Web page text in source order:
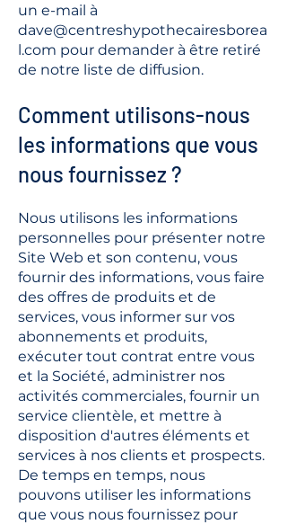
un e-mail à
dave@centreshypothecairesborea
l.com pour demander à être retiré
de notre liste de diffusion.
Comment utilisons-nous
les informations que vous
nous fournissez ?
Nous utilisons les informations
personnelles pour présenter notre
Site Web et son contenu, vous
fournir des informations, vous faire
des offres de produits et de
services, vous informer sur vos
abonnements et produits,
exécuter tout contrat entre vous
et la Société, administrer nos
activités commerciales, fournir un
service clientèle, et mettre à
disposition d'autres éléments et
services à nos clients et prospects.
De temps en temps, nous
pouvons utiliser les informations
que vous nous fournissez pour